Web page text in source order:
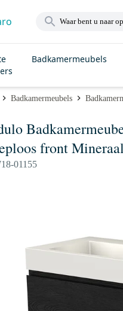
Badkamermeubels
Badkamermeubels
front
01155